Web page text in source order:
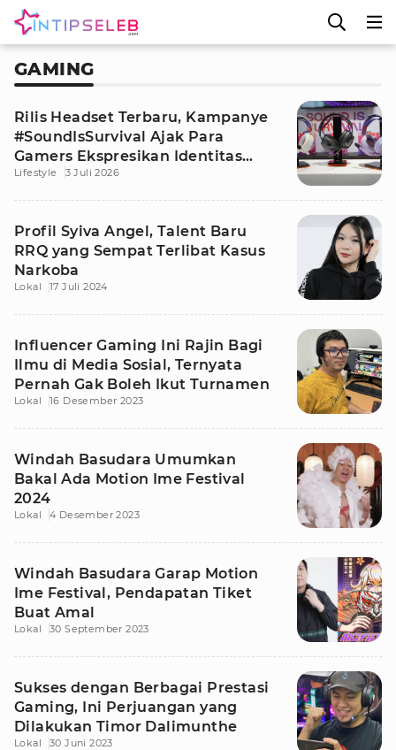
GAMING
Rilis Headset Terbaru, Kampanye
#SoundIsSurvival Ajak Para
Gamers Ekspresikan Identitas
Gaya Bermain
Lifestyle 3 Juli 2026
Profil Syiva Angel, Talent Baru
RRQ yang Sempat Terlibat Kasus
Narkoba
Lokal 17 Juli 2024
Influencer Gaming Ini Rajin Bagi
Ilmu di Media Sosial, Ternyata
Pernah Gak Boleh Ikut Turnamen
Lokal 16 Desember 2023
Windah Basudara Umumkan
Bakal Ada Motion Ime Festival
2024
Lokal 4 Desember 2023
Windah Basudara Garap Motion
Ime Festival, Pendapatan Tiket
Buat Amal
Lokal 30 September 2023
Sukses dengan Berbagai Prestasi
Gaming, Ini Perjuangan yang
Dilakukan Timor Dalimunthe
Lokal 30 Juni 2023